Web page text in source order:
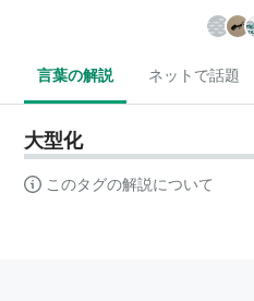
言葉の解説 ネットで話題
大型化
このタグの解説について